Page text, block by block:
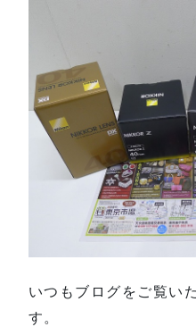
いつもブログをご覧い
す。